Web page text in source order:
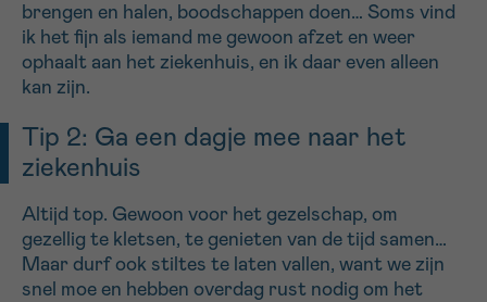
brengen en halen, boodschappen doen… Soms vind
ik het fijn als iemand me gewoon afzet en weer
ophaalt aan het ziekenhuis, en ik daar even alleen
kan zijn.
Tip 2: Ga een dagje mee naar het
ziekenhuis
Altijd top. Gewoon voor het gezelschap, om
gezellig te kletsen, te genieten van de tijd samen…
Maar durf ook stiltes te laten vallen, want we zijn
snel moe en hebben overdag rust nodig om het
Ik aanvaard de gebruiksvoorwaarden
*VERPLICHT VELD
Sturen